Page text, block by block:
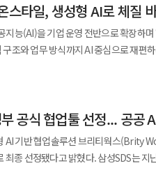
타일, 생성형 AI로 체질
능(AI)을 기업 운영 전반으로 확장하며
무 방식까지 AI 중심으로 재편하려는 시도다. 17
의 기업용 생성형 AI 솔루션 ‘클로드
다. 실제로 이 회사는 앞서 ChatGPT
컨플루언스, 지라(Jira), MS오피스 등
송 제작자(PD), 심의 조직 등 비개발 부
공식 협업툴 선정... 공공
AI 기반 협업솔루션 브리티웍스(Brity
는 지난해 11월부터 주사업자로서 정부 주요
다. 사용자 평가를 거쳐 최종 낙점된